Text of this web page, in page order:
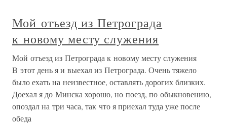
Мой отъезд из Петрограда
к новому месту служения
Мой отъезд из Петрограда к новому месту служения
В этот день я и выехал из Петрограда. Очень тяжело
было ехать на неизвестное, оставлять дорогих близких.
Доехал я до Минска хорошо, но поезд, по обыкновению,
опоздал на три часа, так что я приехал туда уже после
обеда